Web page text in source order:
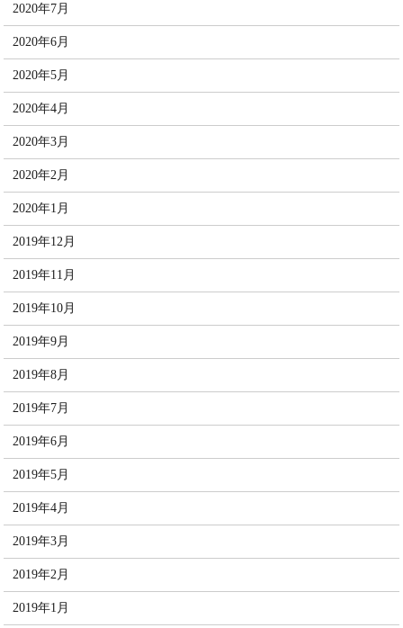
2020年7月
2020年6月
2020年5月
2020年4月
2020年3月
2020年2月
2020年1月
2019年12月
2019年11月
2019年10月
2019年9月
2019年8月
2019年7月
2019年6月
2019年5月
2019年4月
2019年3月
2019年2月
2019年1月